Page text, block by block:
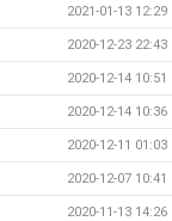
2021-01-13 12:29
2020-12-23 22:43
2020-12-14 10:51
2020-12-14 10:36
2020-12-11 01:03
2020-12-07 10:41
2020-11-13 14:26